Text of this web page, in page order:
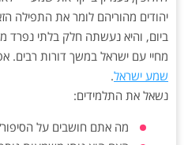
יהודים מהוריהם לומר את התפילה
ביום, והיא נעשתה חלק בלתי נפרד
מחיי עם ישראל במשך דורות רבים.
שמע ישראל.
נשאל את התלמידים:
מה אתם חושבים על